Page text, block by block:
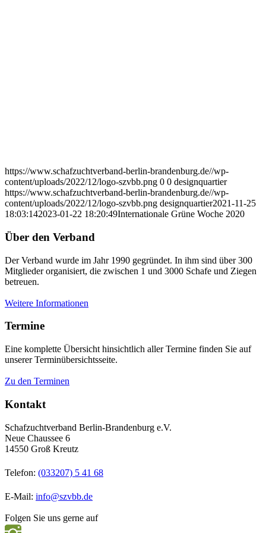
https://www.schafzuchtverband-berlin-brandenburg.de//wp-
content/uploads/2022/12/logo-szvbb.png 0 0 designquartier
https://www.schafzuchtverband-berlin-brandenburg.de//wp-
content/uploads/2022/12/logo-szvbb.png designquartier2021-11-25
18:03:142023-01-22 18:20:49Internationale Grüne Woche 2020
Über den Verband
Der Verband wurde im Jahr 1990 gegründet. In ihm sind über 300
Mitglieder organisiert, die zwischen 1 und 3000 Schafe und Ziegen
betreuen.
Weitere Informationen
Termine
Eine komplette Übersicht hinsichtlich aller Termine finden Sie auf
unserer Terminübersichtsseite.
Zu den Terminen
Kontakt
Schafzuchtverband Berlin-Brandenburg e.V.
Neue Chaussee 6
14550 Groß Kreutz
Telefon: (033207) 5 41 68
E-Mail: info@szvbb.de
Folgen Sie uns gerne auf